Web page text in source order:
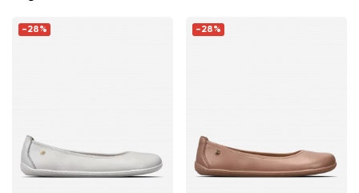
-28% -28%